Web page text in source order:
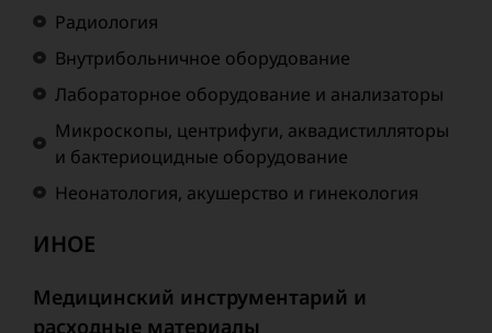
Радиология
Внутрибольничное оборудование
Лабораторное оборудование и анализаторы
Микроскопы, центрифуги, аквадистилляторы
и бактериоцидные оборудование
Неонатология, акушерство и гинекология
ИНОЕ
Медицинский инструментарий и
расходные материалы